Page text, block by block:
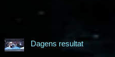
Dagens resultat